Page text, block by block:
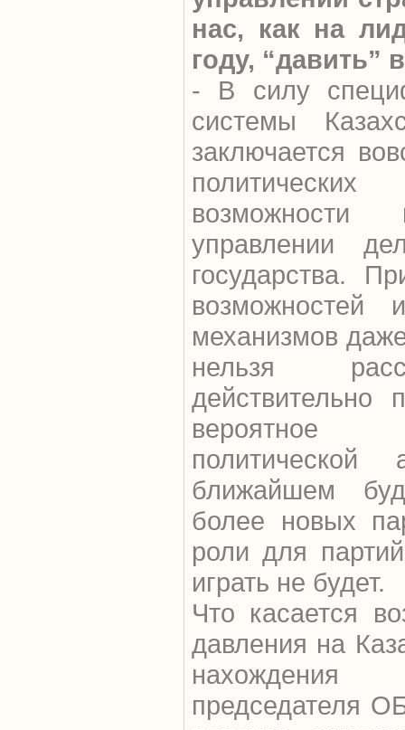
нас, как на
году, “давить”
- В силу
системы
заключается
управлении
государства.
возможностей
механизмов
нельзя
вероятное
ближайшем
более новых
роли для
играть не будет.
Что касается
давления на
председателя